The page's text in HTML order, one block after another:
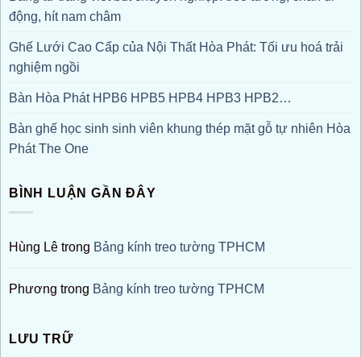
động, hít nam châm
Ghế Lưới Cao Cấp của Nội Thất Hòa Phát: Tối ưu hoá trải
nghiệm ngồi
Bàn Hòa Phát HPB6 HPB5 HPB4 HPB3 HPB2…
Bàn ghế học sinh sinh viên khung thép mặt gỗ tự nhiên Hòa
Phát The One
BÌNH LUẬN GẦN ĐÂY
Hùng Lê trong Bảng kính treo tường TPHCM
Phương trong Bảng kính treo tường TPHCM
LƯU TRỮ